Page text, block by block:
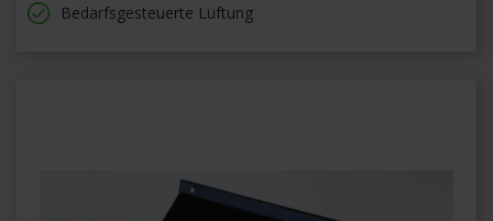
Bedarfsgesteuerte Lüftung